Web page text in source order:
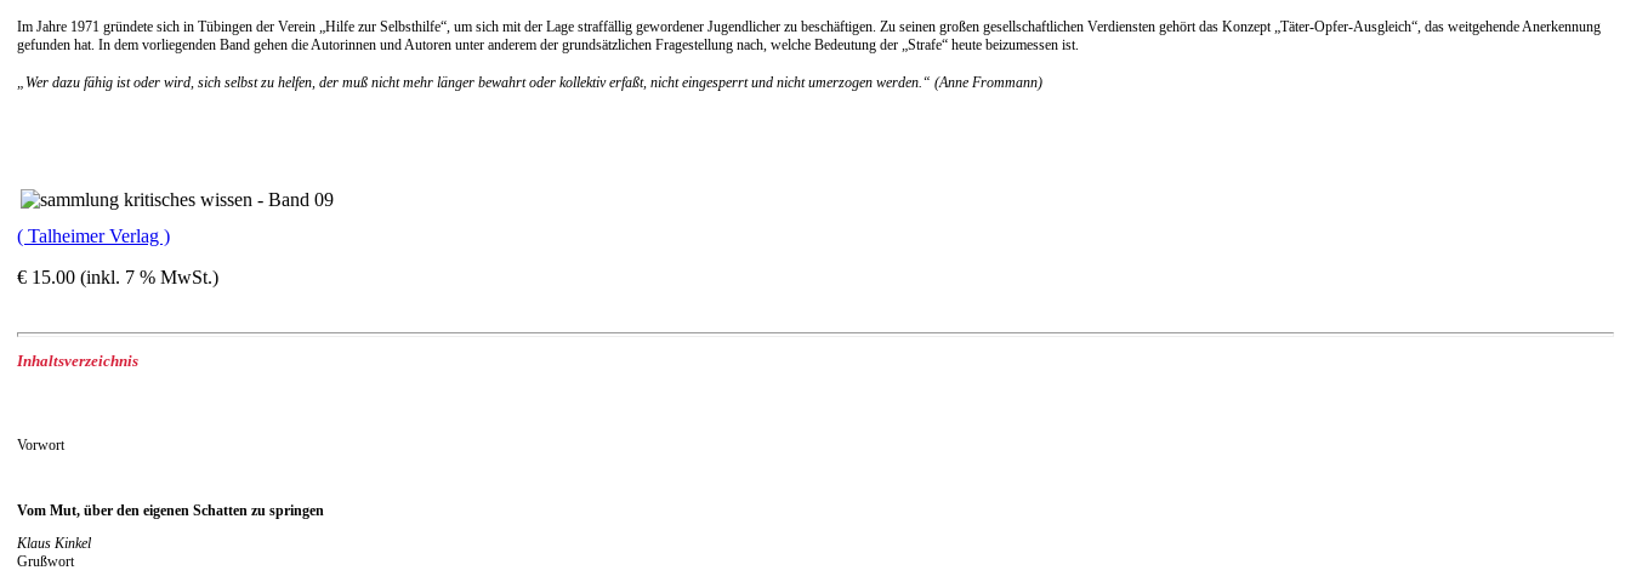
Im Jahre 1971 gründete sich in Tübingen der Verein „Hilfe zur Selbsthilfe“, um sich mit der Lage straffällig gewordener Jugendlicher zu beschäftigen. Zu seinen großen gesellschaftlichen Verdiensten gehört das Konzept „Täter-Opfer-Ausgleich“, das weitgehende Anerkennung
gefunden hat. In dem vorliegenden Band gehen die Autorinnen und Autoren unter anderem der grundsätzlichen Fragestellung nach, welche Bedeutung der „Strafe“ heute beizumessen ist.
„Wer dazu fähig ist oder wird, sich selbst zu helfen, der muß nicht mehr länger bewahrt oder kollektiv erfaßt, nicht eingesperrt und nicht umerzogen werden.“ (Anne Frommann)
( Talheimer Verlag )
€ 15.00 (inkl. 7 % MwSt.)
Inhaltsverzeichnis
Vorwort
Vom Mut, über den eigenen Schatten zu springen
Klaus Kinkel
Grußwort